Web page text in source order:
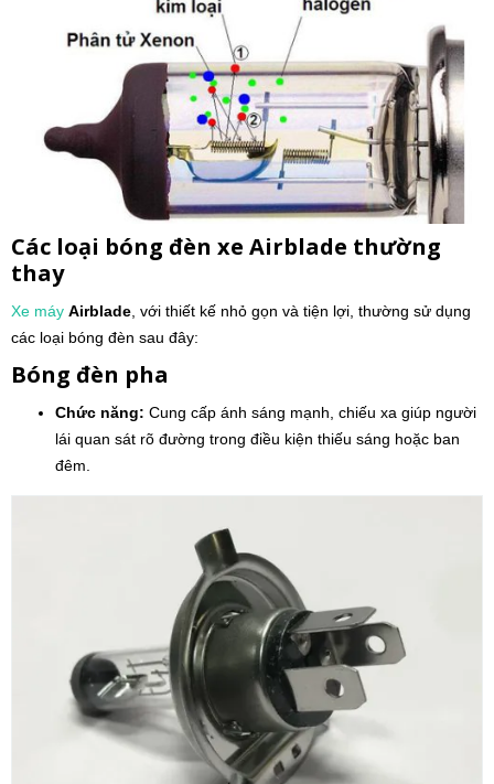
Các loại bóng đèn xe Airblade thường
thay
Xe máy Airblade , với thiết kế nhỏ gọn và tiện lợi, thường sử dụng
các loại bóng đèn sau đây:
Bóng đèn pha
Chức năng: Cung cấp ánh sáng mạnh, chiếu xa giúp người
lái quan sát rõ đường trong điều kiện thiếu sáng hoặc ban
đêm.